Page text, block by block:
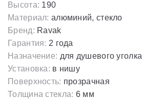
Высота: 190
Материал: алюминий, стекло
Бренд: Ravak
Гарантия: 2 года
Назначение: для душевого уголка
Установка: в нишу
Поверхность: прозрачная
Толщина стекла: 6 мм